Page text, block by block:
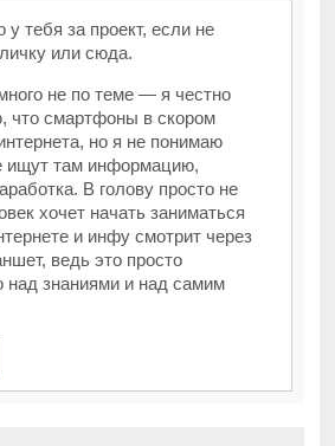
тебя за проект, если не
или сюда.
не по теме — я честно
что смартфоны в скором
но я не понимаю
ищут там информацию,
В голову просто не
хочет начать заниматься
и инфу смотрит через
ведь это просто
над знаниями и над самим